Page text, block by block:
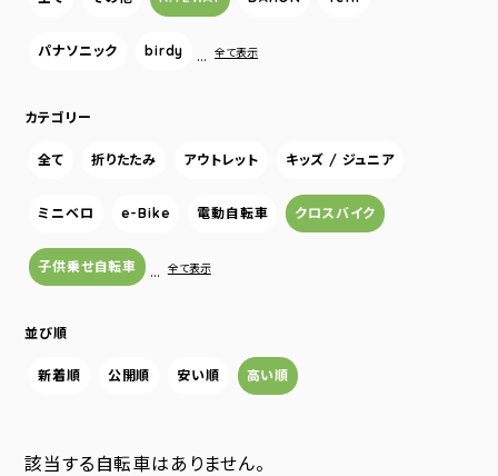
パナソニック birdy … 全て表示
カテゴリー
全て 折りたたみ アウトレット キッズ / ジュニア
ミニベロ e-Bike 電動自転車 クロスバイク
子供乗せ自転車 … 全て表示
並び順
新着順 公開順 安い順 高い順
該当する自転車はありません。